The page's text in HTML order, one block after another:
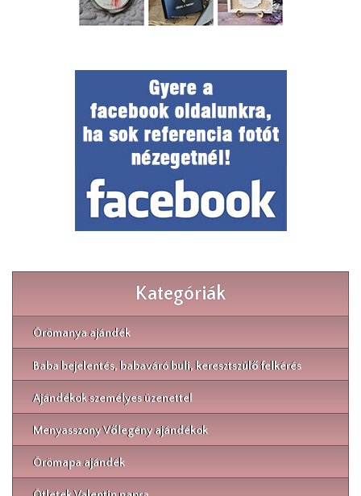
Kategóriák
Örömanya ajándék
Baba bejelentés, babaváró buli, keresztszülő felkérés
Ajándékok személyes üzenettel
Menyasszony Vőlegény ajándékok
Örömapa ajándék